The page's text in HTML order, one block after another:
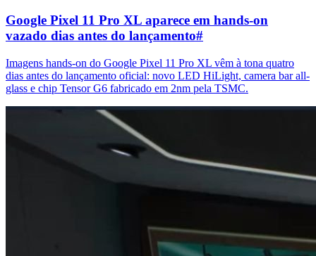
Google Pixel 11 Pro XL aparece em hands-on
vazado dias antes do lançamento#
Imagens hands-on do Google Pixel 11 Pro XL vêm à tona quatro
dias antes do lançamento oficial: novo LED HiLight, camera bar all-
glass e chip Tensor G6 fabricado em 2nm pela TSMC.